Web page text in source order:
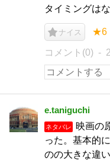
タイミングは
ナイス ★6
コメント(0)
e.taniguchi
ネタバレ
映画の
った。基本的
のの大きな違